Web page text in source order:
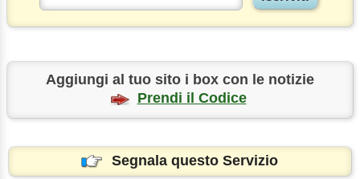
Aggiungi al tuo sito i box con le notizie
Prendi il Codice
Segnala questo Servizio